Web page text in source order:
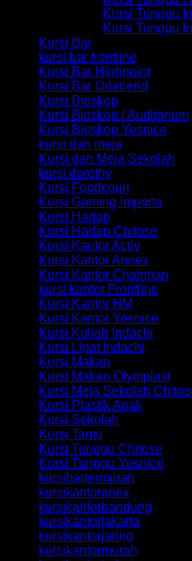
Kursi Tunggu
Kursi Tunggu
Kursi Bar
kursi bar frontline
Kursi Bar Highpoint
Kursi Bar Orbitrend
Kursi Bioskop
Kursi Bioskop / Auditorium
Kursi Bioskop Yesnice
kursi dan meja
Kursi dan Meja Sekolah
kursi dorothy
Kursi Foodcourt
Kursi Gaming Importa
Kursi Hadap
Kursi Hadap Chitose
Kursi Kantor Activ
Kursi Kantor Annex
Kursi Kantor Chairman
kursi kantor Frontline
Kursi Kantor HM
Kursi Kantor Yesnice
Kursi Kuliah Indachi
Kursi Lipat Indachi
Kursi Makan
Kursi Makan Olymplast
Kursi Meja Sekolah
Kursi Plastik Anak
Kursi Sekolah
Kursi Tamu
Kursi Tunggu Chitose
Kursi Tunggu Yesnice
kursibartermurah
kursikantoranex
kursikantorbandung
kursikantorjakarta
kursikantorjaring
kursikantormurah